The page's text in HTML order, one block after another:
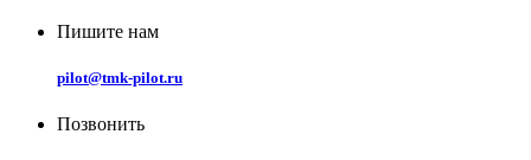
Пишите нам
pilot@tmk-pilot.ru
Позвонить